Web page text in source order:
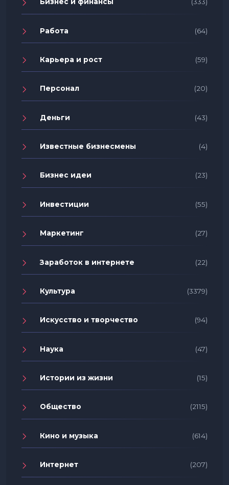
Работа (64)
Карьера и рост (59)
Персонал (20)
Деньги (43)
Известные бизнесмены (4)
Бизнес идеи (23)
Инвестиции (55)
Маркетинг (27)
Заработок в интернете (22)
Культура (3379)
Искусство и творчество (94)
Наука (47)
Истории из жизни (15)
Общество (2115)
Кино и музыка (614)
Интернет (207)